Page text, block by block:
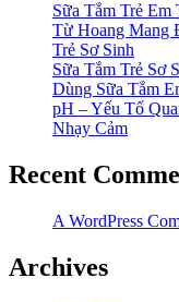
Sữa Tắm Trẻ
Từ Hoang Mang
Trẻ Sơ Sinh
Sữa Tắm Trẻ Sơ
Dùng Sữa Tắm
pH – Yếu Tố
Nhạy Cảm
Recent
A WordPress
Archives